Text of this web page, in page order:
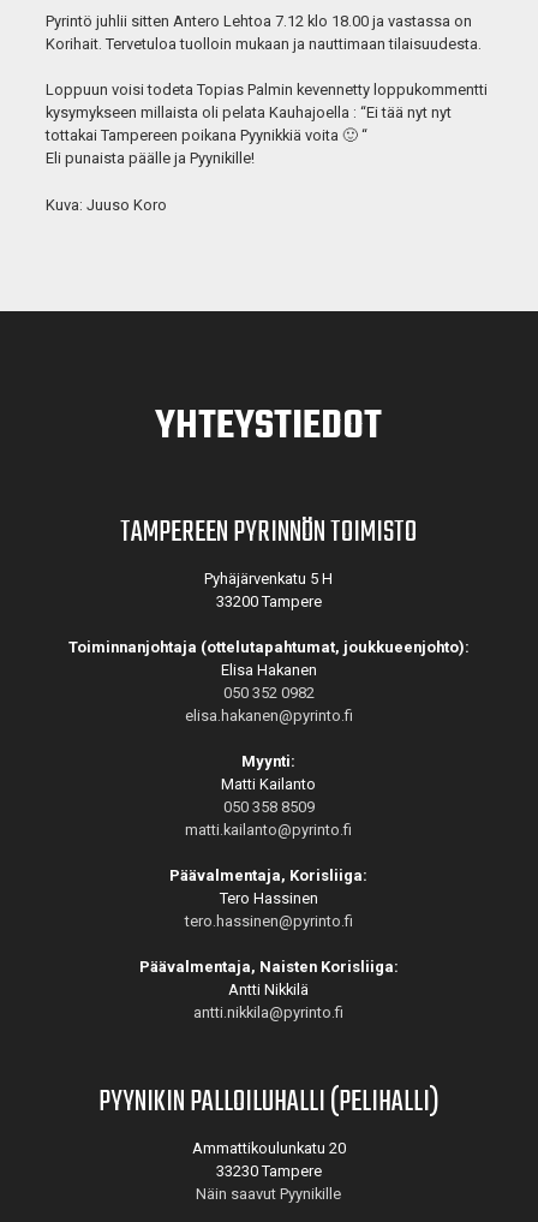
Pyrintö juhlii sitten Antero Lehtoa 7.12 klo 18.00 ja vastassa on
Korihait. Tervetuloa tuolloin mukaan ja nauttimaan tilaisuudesta.
Loppuun voisi todeta Topias Palmin kevennetty loppukommentti
kysymykseen millaista oli pelata Kauhajoella : “Ei tää nyt nyt
tottakai Tampereen poikana Pyynikkiä voita 🙂 “
Eli punaista päälle ja Pyynikille!
Kuva: Juuso Koro
YHTEYSTIEDOT
TAMPEREEN PYRINNÖN TOIMISTO
Pyhäjärvenkatu 5 H
33200 Tampere
Toiminnanjohtaja (ottelutapahtumat, joukkueenjohto):
Elisa Hakanen
050 352 0982
elisa.hakanen@pyrinto.fi
Myynti:
Matti Kailanto
050 358 8509
matti.kailanto@pyrinto.fi
Päävalmentaja, Korisliiga:
Tero Hassinen
tero.hassinen@pyrinto.fi
Päävalmentaja, Naisten Korisliiga:
Antti Nikkilä
antti.nikkila@pyrinto.fi
PYYNIKIN PALLOILUHALLI (PELIHALLI)
Ammattikoulunkatu 20
33230 Tampere
Näin saavut Pyynikille